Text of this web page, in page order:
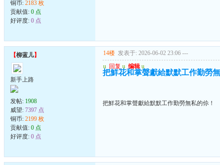
铜币: 2183 枚
贡献值: 0 点
好评度: 0 点
【柳蓝儿】
新手上路
发帖: 1908
威望: 7397 点
铜币: 2199 枚
贡献值: 0 点
好评度: 0 点
14楼 发表于: 2026-06-02 23:06 ---
u 回复 u 编辑 u
把鮮花和掌聲獻給默默工作勤勞
把鮮花和掌聲獻給默默工作勤勞無私的伱！